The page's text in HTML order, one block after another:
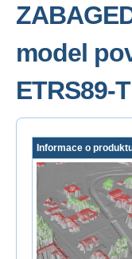
model
ETRS89-
Informace o